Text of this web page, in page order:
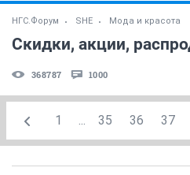
НГС.Форум SHE Мода и красота
Скидки, акции,
368787 1000
1 ... 35 36 37